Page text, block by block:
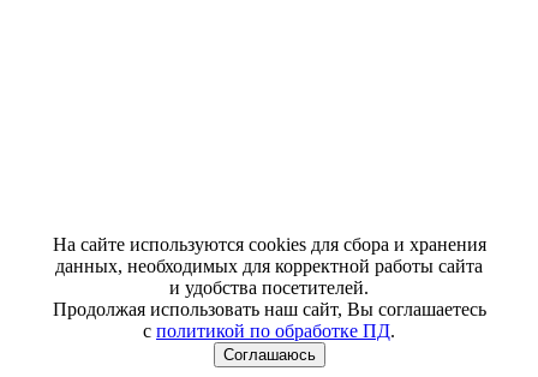
На сайте используются cookies для сбора и хранения
данных, необходимых для корректной работы сайта
и удобства посетителей.
Продолжая использовать наш сайт, Вы соглашаетесь
с политикой по обработке ПД.
Соглашаюсь